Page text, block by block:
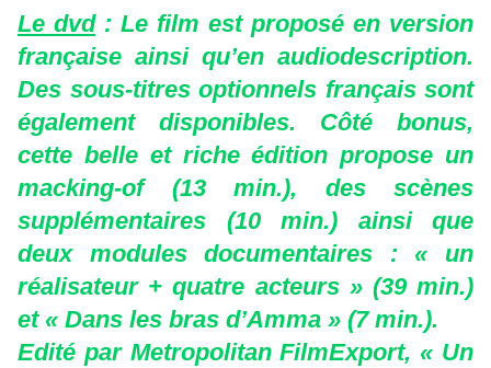
Le dvd: Le film est proposé en version
française ainsi qu’en audiodescription.
Des sous-titres optionnels français sont
également disponibles. Côté bonus,
cette belle et riche édition propose un
macking-of (13 min.), des scènes
supplémentaires (10 min.) ainsi que
deux modules documentaires : « un
réalisateur + quatre acteurs » (39 min.)
et « Dans les bras d’Amma » (7 min.).
Edité par Metropolitan FilmExport, « Un